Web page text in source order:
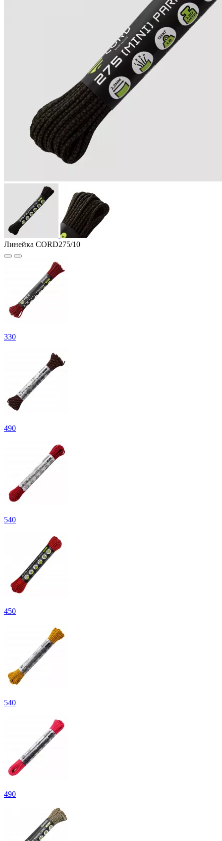
Линейка CORD275/10
330
490
540
450
540
490